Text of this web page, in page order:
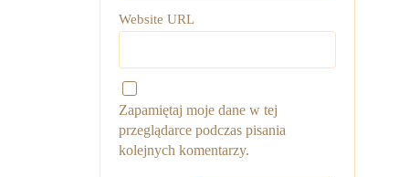
Website URL
Zapamiętaj moje dane w tej
przeglądarce podczas pisania
kolejnych komentarzy.